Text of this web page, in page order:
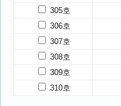
305호
306호
307호
308호
309호
310호